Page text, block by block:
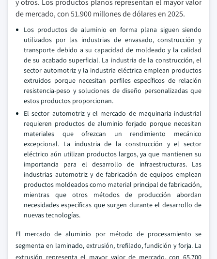
y otros. Los productos planos representan el mayor valor
de mercado, con 51.900 millones de dólares en 2025.
Los productos de aluminio en forma plana siguen siendo
utilizados por las industrias de envasado, construcción y
transporte debido a su capacidad de moldeado y la calidad
de su acabado superficial. La industria de la construcción, el
sector automotriz y la industria eléctrica emplean productos
extruidos porque necesitan perfiles específicos de relación
resistencia-peso y soluciones de diseño personalizadas que
estos productos proporcionan.
El sector automotriz y el mercado de maquinaria industrial
requieren productos de aluminio forjado porque necesitan
materiales que ofrezcan un rendimiento mecánico
excepcional. La industria de la construcción y el sector
eléctrico aún utilizan productos largos, ya que mantienen su
importancia para el desarrollo de infraestructuras. Las
industrias automotriz y de fabricación de equipos emplean
productos moldeados como material principal de fabricación,
mientras que otros métodos de producción abordan
necesidades específicas que surgen durante el desarrollo de
nuevas tecnologías.
El mercado de aluminio por método de procesamiento se
segmenta en laminado, extrusión, trefilado, fundición y forja. La
extrusión representa el mayor valor de mercado, con 65.700